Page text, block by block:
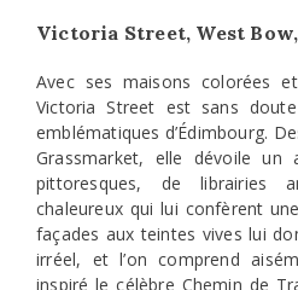
Victoria Street, West
Avec ses maisons colorées
Victoria Street est sans
emblématiques d’Édimbourg.
Grassmarket, elle dévoile un
pittoresques, de librairies
chaleureux qui lui confèrent
façades aux teintes vives lui
irréel, et l’on comprend
inspiré le célèbre Chemin de